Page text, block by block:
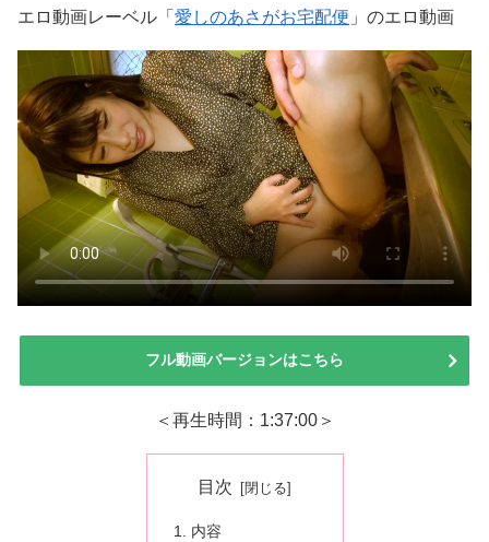
エロ動画レーベル「 愛しのあさがお宅配便 」のエロ動画
フル動画バージョンはこちら
＜再生時間：1:37:00＞
目次
内容